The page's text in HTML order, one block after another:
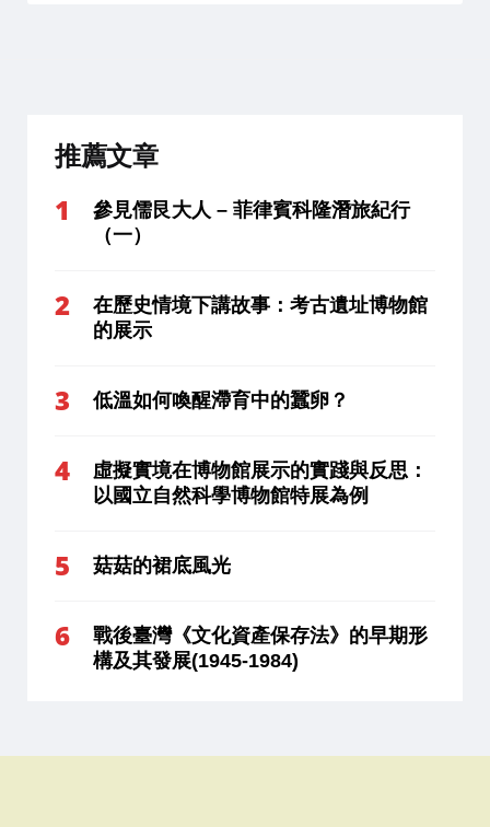
推薦文章
參見儒艮大人 – 菲律賓科隆潛旅紀行
（一）
在歷史情境下講故事：考古遺址博物館
的展示
低溫如何喚醒滯育中的蠶卵？
虛擬實境在博物館展示的實踐與反思：
以國立自然科學博物館特展為例
菇菇的裙底風光
戰後臺灣《文化資產保存法》的早期形
構及其發展(1945-1984)